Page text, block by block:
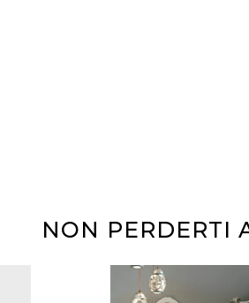
NON PERDERTI